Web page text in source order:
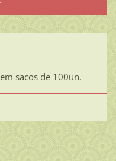
sacos de 100un.